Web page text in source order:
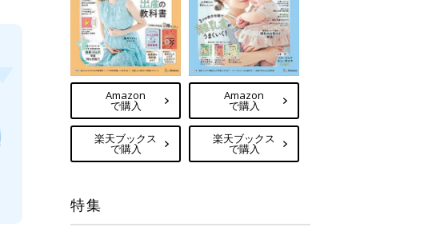
Amazon
で購入
楽天ブックス
で購入
Amazon
で購入
楽天ブックス
で購入
特集